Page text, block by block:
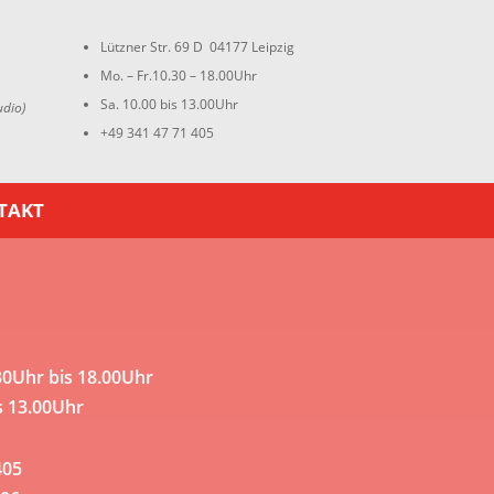
Lützner Str. 69 D 04177 Leipzig
Mo. – Fr.10.30 – 18.00Uhr
Sa. 10.00 bis 13.00Uhr
+49 341 47 71 405
bis 18.00Uhr
13.00Uhr